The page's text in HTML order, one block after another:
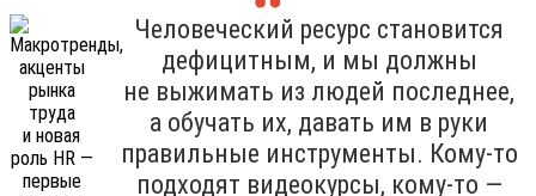
Человеческий ресурс становится
дефицитным, и мы должны
не выжимать из людей последнее,
а обучать их, давать им в руки
правильные инструменты. Кому-то
подходят видеокурсы, кому-то —